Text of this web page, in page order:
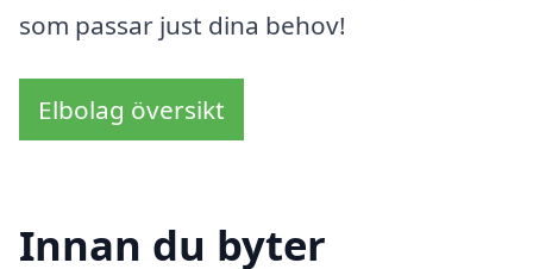
som passar just dina behov!
Elbolag översikt
Innan du byter